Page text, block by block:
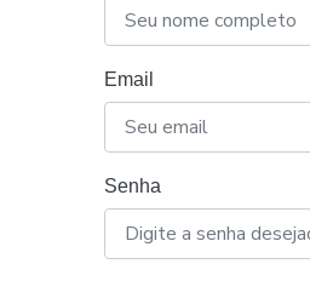
Email
Senha